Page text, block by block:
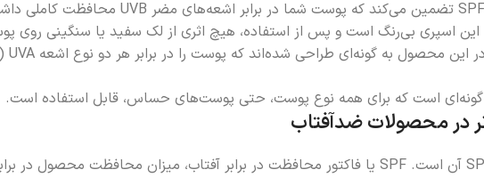
این اسپری بی‌رنگ است و پس از استفاده، هیچ اثری از لک سفید یا سنگینی روی
گونه‌ای است که برای همه نوع پوست، حتی پوست‌های حساس، قابل استفاده است.